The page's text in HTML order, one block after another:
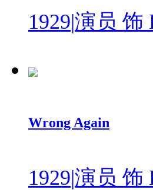
1929|演员 饰
Wrong Again
1929|演员 饰